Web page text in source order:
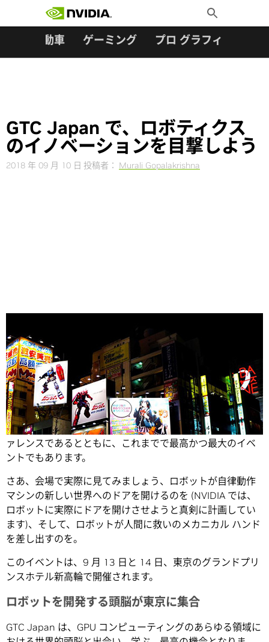
Toggle
Search
自動車 ゲーミング プロ グラフィックス
GTC Japan で、ロボティクス
のイノベーションを目撃しよう
2018 年 09 月 10 日 投稿者： Murali Gopalakrishna
GTC Japan 2018は、日本における 10 回目の GPU カンフ
ァレンスであるとともに、これまでで最高かつ最大のイベ
ントでもあります。
さあ、会場で実際に見てみましょう、ロボットが自律動作
マシンの新しい世界へのドアを開けるのを (NVIDIA では、
ロボットに実際にドアを開けさせようと真剣に計画してい
ます)、そして、ロボットが人間に救いのメカニカル ハンド
を差し出すのを。
このイベントは、9 月 13 日と 14 日、東京のグランドプリ
ンスホテル新高輪で開催されます。
ロボットを開発する頭脳が東京に集合
GTC Japan は、GPU コンピューティングのあらゆる領域に